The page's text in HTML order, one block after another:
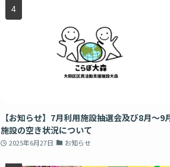
【お知らせ】7月利用施設抽選会及び8月～9
施設の空き状況について
2025年6月27日 お知らせ